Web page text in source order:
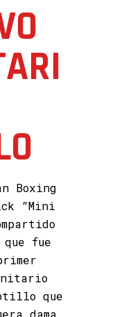
Boxing
“Mini
fue
que
dama